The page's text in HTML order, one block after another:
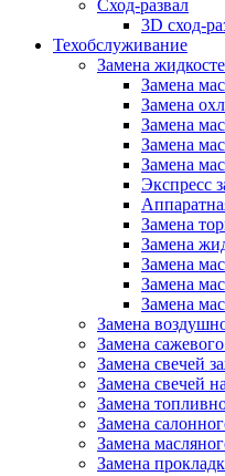
Сход-развал
3D сход-
Техобслуживание
Замена
Замена
Замена
Замена
Замена
Замена
Экспресс
Замена
Замена
Замена
Замена
Замена
Замена
Замена
Замена свечей
Замена свечей
Замена
Замена
Замена
Замена